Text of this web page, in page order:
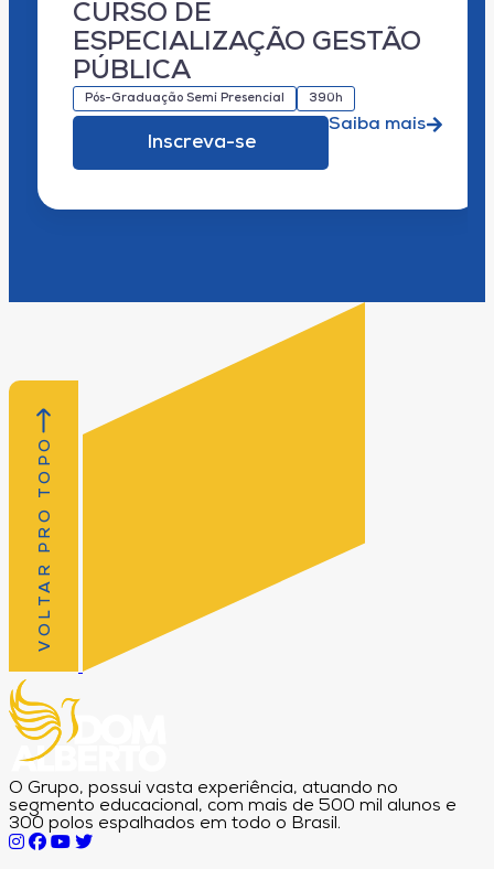
CURSO DE
ESPECIALIZAÇÃO GESTÃO
PÚBLICA
Pós-Graduação Semi Presencial 390h
Inscreva-se
Saiba mais
VOLTAR PRO TOPO
O Grupo, possui vasta experiência, atuando no
segmento educacional, com mais de 500 mil alunos e
300 polos espalhados em todo o Brasil.